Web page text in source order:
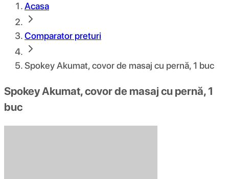
Acasa
Comparator preturi
Spokey Akumat, covor de masaj cu pernă, 1 buc
Spokey Akumat, covor de masaj cu pernă, 1
buc